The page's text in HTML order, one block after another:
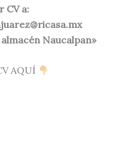
CV a:
Naucalpan»
AQUÍ